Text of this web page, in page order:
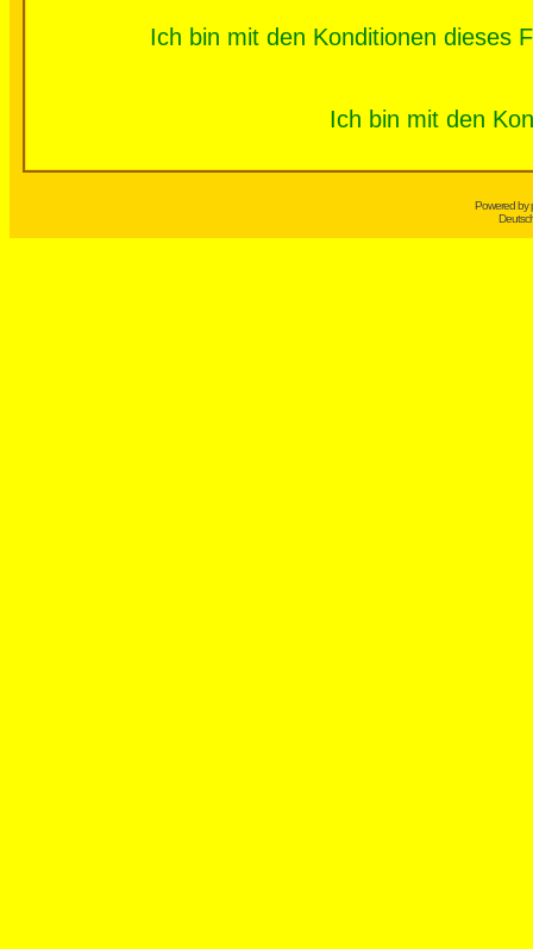
Ich bin mit den Konditionen dieses
Ich bin mit den
Powered by